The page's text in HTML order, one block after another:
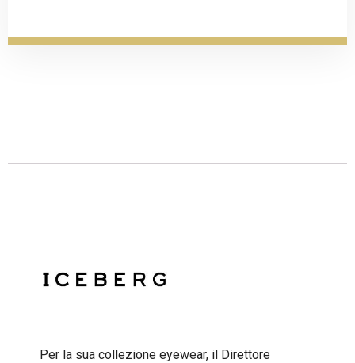
Per la sua collezione eyewear, il Direttore